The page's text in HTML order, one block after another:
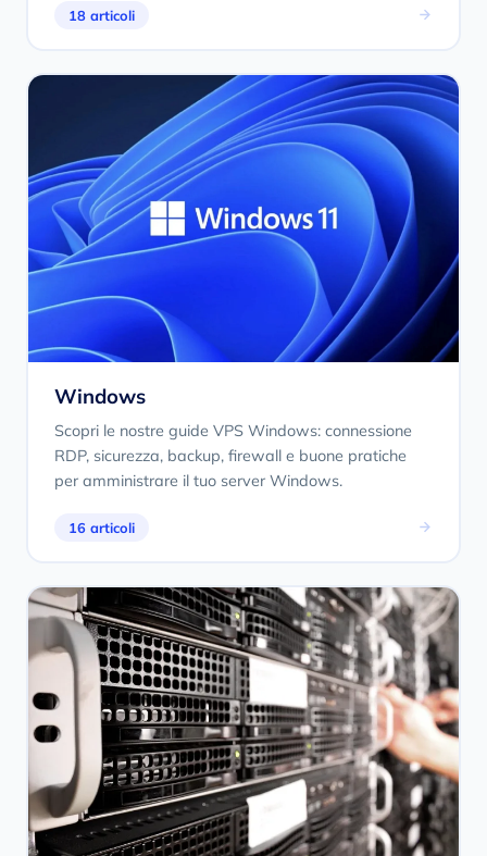
18 articoli
Windows
Scopri le nostre guide VPS Windows: connessione
RDP, sicurezza, backup, firewall e buone pratiche
per amministrare il tuo server Windows.
16 articoli